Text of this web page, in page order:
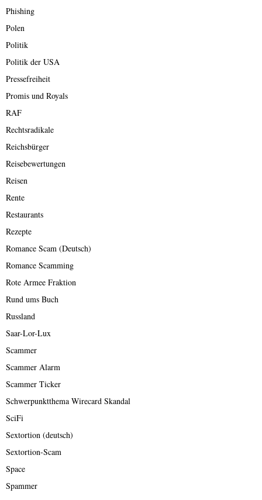
Phishing
Polen
Politik
Politik der USA
Pressefreiheit
Promis und Royals
RAF
Rechtsradikale
Reichsbürger
Reisebewertungen
Reisen
Rente
Restaurants
Rezepte
Romance Scam (Deutsch)
Romance Scamming
Rote Armee Fraktion
Rund ums Buch
Russland
Saar-Lor-Lux
Scammer
Scammer Alarm
Scammer Ticker
Schwerpunktthema Wirecard Skandal
SciFi
Sextortion (deutsch)
Sextortion-Scam
Space
Spammer